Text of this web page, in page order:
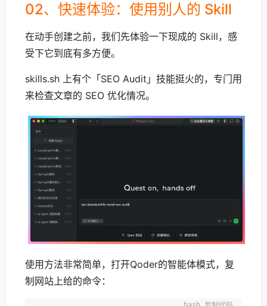
02、快速体验：使用别人的 Skill
在动手创建之前，我们先体验一下现成的 Skill，感
受下它到底有多方便。
skills.sh 上有个「SEO Audit」技能挺火的，专门用
来检查文章的 SEO 优化情况。
使用方法非常简单，打开Qoder的智能体模式，复
制网站上给的命令：